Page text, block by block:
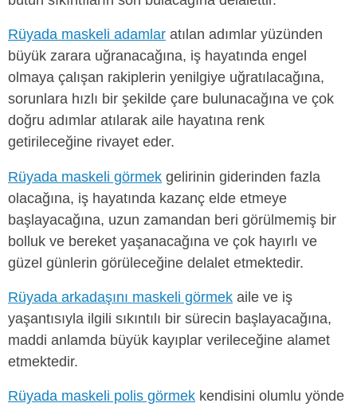
Rüyada maskeli adamlar atılan adımlar yüzünden
büyük zarara uğranacağına, iş hayatında engel
olmaya çalışan rakiplerin yenilgiye uğratılacağına,
sorunlara hızlı bir şekilde çare bulunacağına ve çok
doğru adımlar atılarak aile hayatına renk
getirileceğine rivayet eder.
Rüyada maskeli görmek gelirinin giderinden fazla
olacağına, iş hayatında kazanç elde etmeye
başlayacağına, uzun zamandan beri görülmemiş bir
bolluk ve bereket yaşanacağına ve çok hayırlı ve
güzel günlerin görüleceğine delalet etmektedir.
Rüyada arkadaşını maskeli görmek aile ve iş
yaşantısıyla ilgili sıkıntılı bir sürecin başlayacağına,
maddi anlamda büyük kayıplar verileceğine alamet
etmektedir.
Rüyada maskeli polis görmek kendisini olumlu yönde